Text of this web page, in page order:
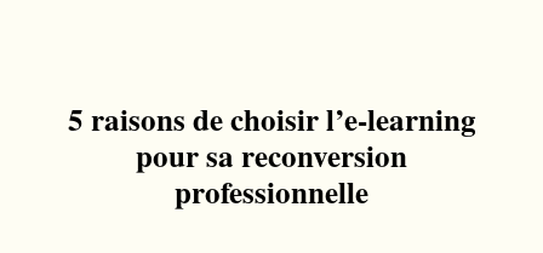
5 raisons de choisir l’e-learning
pour sa reconversion
professionnelle